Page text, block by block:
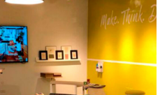
2017
la feria de interiorismo y
más importante del mundo,